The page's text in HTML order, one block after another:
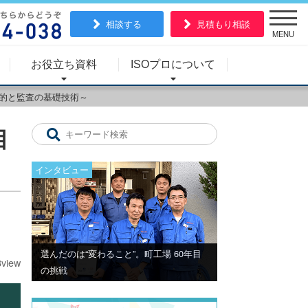
相談する 見積もり相談
MENU
お役立ち資料 ISOプロについて
と監査の基礎技術～
インタビュー
選んだのは“変わること”。町工場 60年目
の挑戦